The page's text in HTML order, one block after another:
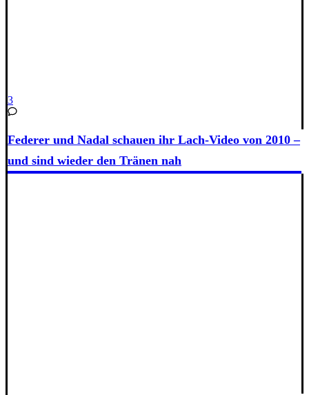
3
Federer und Nadal schauen ihr Lach-Video von 2010 –
und sind wieder den Tränen nah